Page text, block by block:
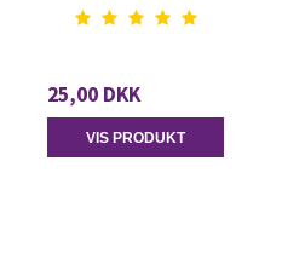
25,00 DKK
VIS PRODUKT